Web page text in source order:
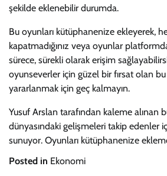
şekilde eklenebilir durumda.
Bu oyunları kütüphanenize ekleyerek,
kapatmadığınız veya oyunlar
sürece, sürekli olarak erişim
oyunseverler için güzel bir fırsat olan
yararlanmak için geç kalmayın.
Yusuf Arslan tarafından kaleme alınan
dünyasındaki gelişmeleri takip edenler
sunuyor. Oyunları kütüphanenize
Posted in Ekonomi